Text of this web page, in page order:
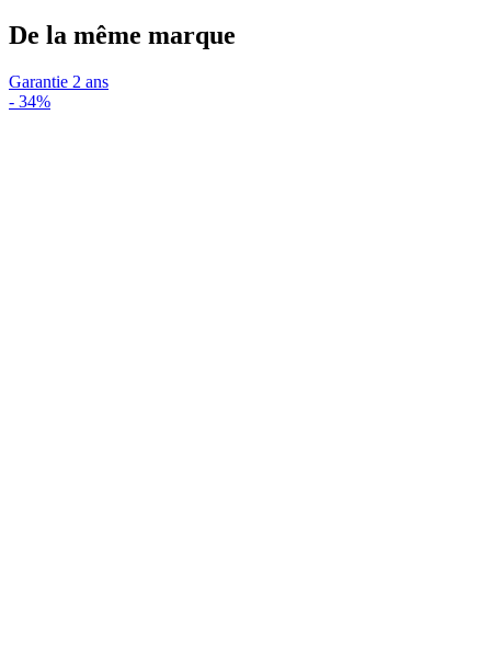
De la même marque
Garantie 2 ans
- 34%